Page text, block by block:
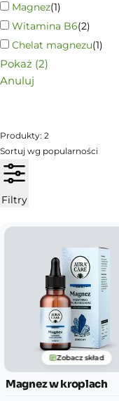
Magnez(1)
Witamina B6(2)
Chelat magnezu(1)
Pokaż (2)
Anuluj
Produkty: 2
Filtry
Zobacz skład
Magnez w kroplach